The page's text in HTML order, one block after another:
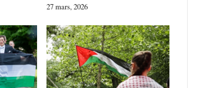
27 mars, 2026